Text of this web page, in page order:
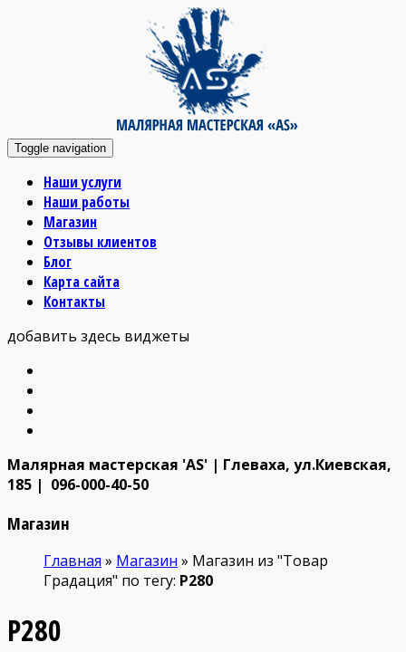
Toggle navigation
Наши услуги
Наши работы
Магазин
Отзывы клиентов
Блог
Карта сайта
Контакты
добавить здесь виджеты
Малярная мастерская 'AS' | Глеваха, ул.Киевская,
185 | 096-000-40-50
Магазин
Главная » Магазин » Магазин из "Товар
Градация" по тегу: P280
P280